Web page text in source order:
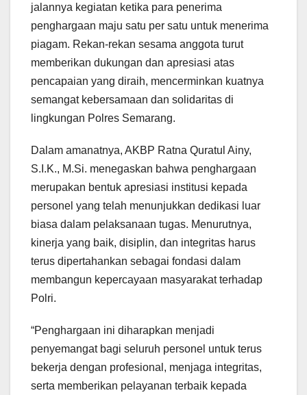
jalannya kegiatan ketika para penerima
penghargaan maju satu per satu untuk menerima
piagam. Rekan-rekan sesama anggota turut
memberikan dukungan dan apresiasi atas
pencapaian yang diraih, mencerminkan kuatnya
semangat kebersamaan dan solidaritas di
lingkungan Polres Semarang.
Dalam amanatnya, AKBP Ratna Quratul Ainy,
S.I.K., M.Si. menegaskan bahwa penghargaan
merupakan bentuk apresiasi institusi kepada
personel yang telah menunjukkan dedikasi luar
biasa dalam pelaksanaan tugas. Menurutnya,
kinerja yang baik, disiplin, dan integritas harus
terus dipertahankan sebagai fondasi dalam
membangun kepercayaan masyarakat terhadap
Polri.
“Penghargaan ini diharapkan menjadi
penyemangat bagi seluruh personel untuk terus
bekerja dengan profesional, menjaga integritas,
serta memberikan pelayanan terbaik kepada